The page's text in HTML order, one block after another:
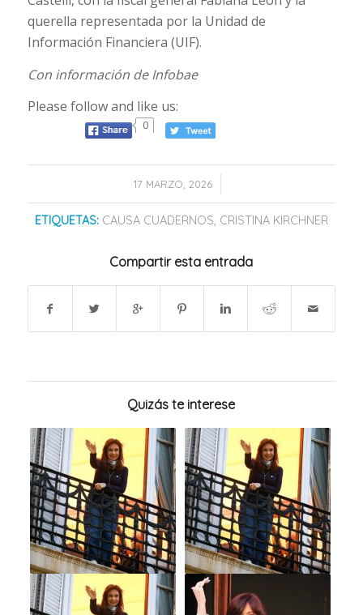
querella representada por la Unidad de
Información Financiera (UIF).
Con información de Infobae
Please follow and like us:
0
17 MARZO, 2026
/
ETIQUETAS: CAUSA CUADERNOS, CRISTINA KIRCHNER
Compartir esta entrada
Quizás te interese